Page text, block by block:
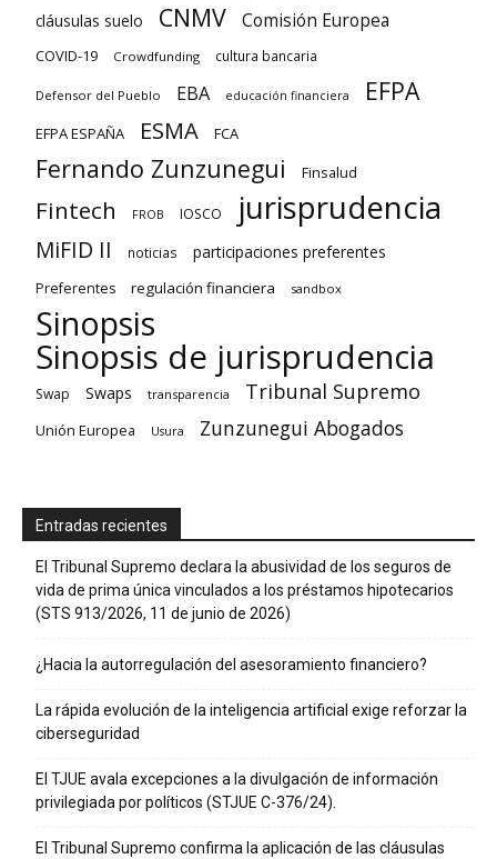
cláusulas suelo CNMV Comisión Europea
COVID-19 Crowdfunding cultura bancaria
Defensor del Pueblo EBA educación financiera EFPA
EFPA ESPAÑA ESMA FCA
Fernando Zunzunegui Finsalud
Fintech FROB IOSCO jurisprudencia
MiFID II noticias participaciones preferentes
Preferentes regulación financiera sandbox
Sinopsis
Sinopsis de jurisprudencia
Swap Swaps transparencia Tribunal Supremo
Unión Europea Usura Zunzunegui Abogados
Entradas recientes
El Tribunal Supremo declara la abusividad de los seguros de
vida de prima única vinculados a los préstamos hipotecarios
(STS 913/2026, 11 de junio de 2026)
¿Hacia la autorregulación del asesoramiento financiero?
La rápida evolución de la inteligencia artificial exige reforzar la
ciberseguridad
El TJUE avala excepciones a la divulgación de información
privilegiada por políticos (STJUE C-376/24).
El Tribunal Supremo confirma la aplicación de las cláusulas